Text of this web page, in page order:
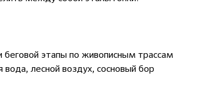
этапы по живописным трассам
лесной воздух, сосновый бор